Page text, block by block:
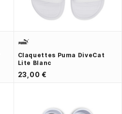
Claquettes Puma DiveCat
Lite Blanc
23,00 €